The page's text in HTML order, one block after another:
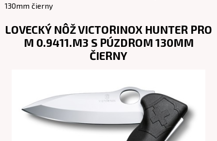
130mm čierny
LOVECKÝ NÔŽ VICTORINOX HUNTER PRO
M 0.9411.M3 S PÚZDROM 130MM
ČIERNY